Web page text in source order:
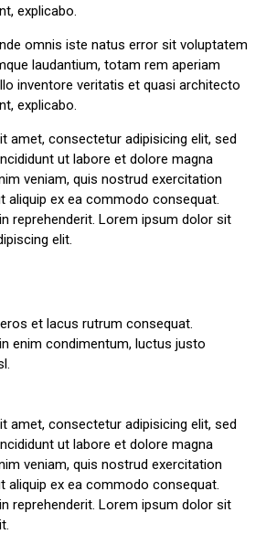
explicabo.
omnis iste natus error sit voluptatem
laudantium, totam rem aperiam
inventore veritatis et quasi architecto
explicabo.
amet, consectetur adipisicing elit, sed
ut labore et dolore magna
veniam, quis nostrud exercitation
aliquip ex ea commodo consequat.
reprehenderit. Lorem ipsum dolor sit
elit.
et lacus rutrum consequat.
enim condimentum, luctus justo
amet, consectetur adipisicing elit, sed
ut labore et dolore magna
veniam, quis nostrud exercitation
aliquip ex ea commodo consequat.
reprehenderit. Lorem ipsum dolor sit